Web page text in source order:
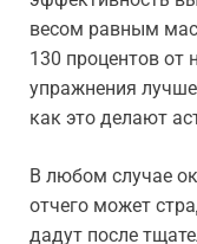
весом равным
130 процентов от
упражнения
как это делают
В любом случае
отчего может
дадут после